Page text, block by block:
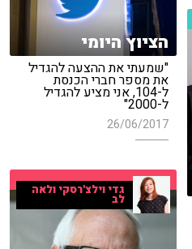
הציוץ היומי
"שמעתי את ההצעה להגדיל
את מספר חברי הכנסת
ל-104, אני מציע להגדיל
ל-2000"
26/06/2017
גדי וילצ'רסקי ולאה
לב